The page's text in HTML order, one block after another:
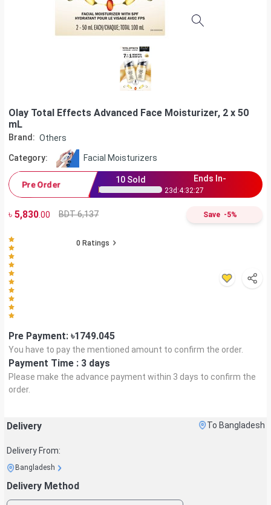
Olay Total Effects Advanced Face Moisturizer, 2 x 50
mL
Brand: Others
Category: Facial Moisturizers
Pre Order 10Sold Ends In-
23d:4:32:26
৳ 5,830.00 BDT 6,137 Save -5%
0 Ratings
Pre Payment: ৳1749.045
You have to pay the mentioned amount to confirm the order.
Payment Time : 3 days
Please make the advance payment within 3 days to confirm the
order.
Delivery To Bangladesh
Delivery From:
Bangladesh
Delivery Method